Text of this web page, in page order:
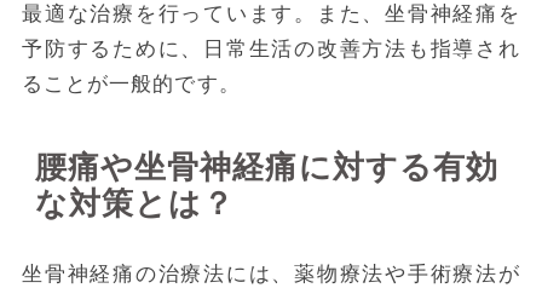
最適な治療を行っています。また、坐骨神経痛を
予防するために、日常生活の改善方法も指導され
ることが一般的です。
腰痛や坐骨神経痛に対する有効
な対策とは？
坐骨神経痛の治療法には、薬物療法や手術療法が